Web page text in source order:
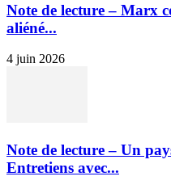
Note de lecture – Marx
aliéné...
4 juin 2026
Note de lecture – Un
Entretiens avec...